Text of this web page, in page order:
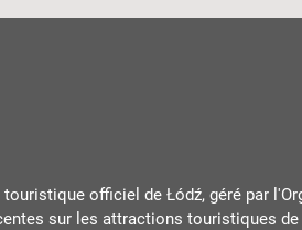
officiel de Łódź, géré par
sur les attractions touristiques